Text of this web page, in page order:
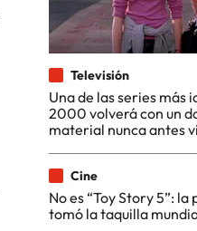
Televisión
Una de las series más
2000 volverá con un
material nunca antes
Cine
No es “Toy Story 5”: la
tomó la taquilla